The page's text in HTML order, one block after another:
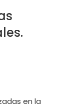
en la